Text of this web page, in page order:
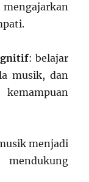
: belajar
musik, dan
menjadi